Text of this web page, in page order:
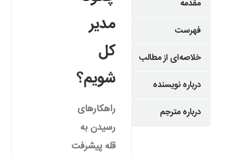
مقدمه
فهرست
خلاصه‌ای از مطالب
درباره نویسنده
درباره مترجم
مدیر
کل
شویم؟
راهکارهای
رسیدن به
قله پیشرفت